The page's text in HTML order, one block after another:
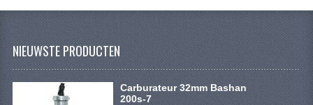
10 INCH VELGEN
6 INCH BANDEN
7 INCH VELGEN
NIEUWSTE PRODUCTEN
Carburateur 32mm Bashan
200s-7